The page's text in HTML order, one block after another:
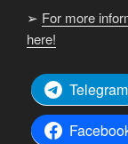
➢ For more
here!
Telegram